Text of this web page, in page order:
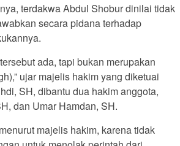
terdakwa Abdul Shobur dinilai tidak
secara pidana terhadap
ada, tapi bukan merupakan
ujar majelis hakim yang diketuai
SH, dibantu dua hakim anggota,
dan Umar Hamdan, SH.
majelis hakim, karena tidak